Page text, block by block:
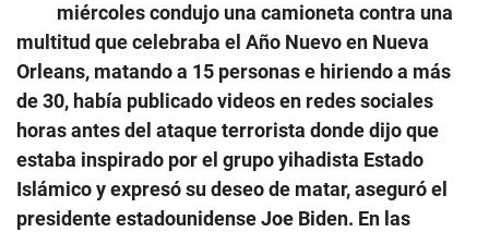
miércoles condujo una camioneta contra una
multitud que celebraba el Año Nuevo en Nueva
Orleans, matando a 15 personas e hiriendo a más
de 30, había publicado videos en redes sociales
horas antes del ataque terrorista donde dijo que
estaba inspirado por el grupo yihadista Estado
Islámico y expresó su deseo de matar, aseguró el
presidente estadounidense Joe Biden. En las